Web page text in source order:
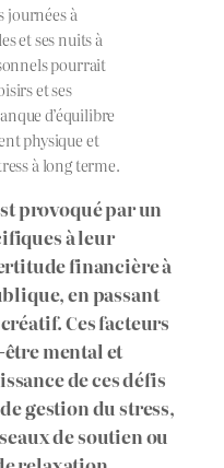
journées à
et ses nuits à
pourrait
et ses
d’équilibre
physique et
à long terme.
provoqué par un
à leur
financière à
en passant
Ces facteurs
mental et
de ces défis
gestion du stress,
de soutien ou